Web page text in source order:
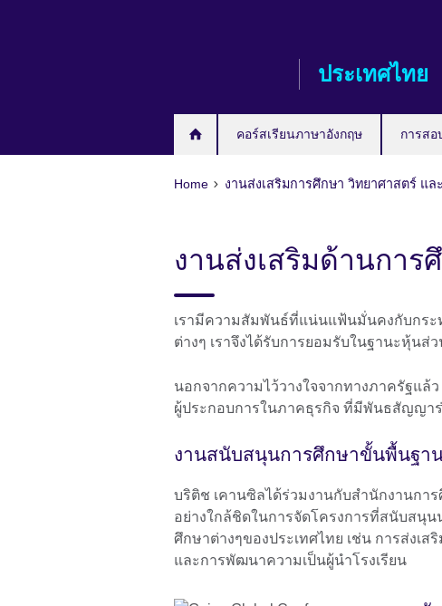
ประเทศไทย
คอร์สเรียนภาษาอังกฤษ การสอ
Home งานส่งเสริมการศึกษา วิทยาศาสตร์ แล
งานส่งเสริมด้านการ
เรามีความสัมพันธ์ที่แน่นแฟ้นมั่นคงกับกระ
ต่างๆ เราจึงได้รับการยอมรับในฐานะหุ้น
นอกจากความไว้วางใจจากทางภาครัฐแล้
ผู้ประกอบการในภาคธุรกิจ ที่มีพันธสัญญา
งานสนับสนุนการศึกษาขั้นพื้นฐา
บริติช เคานซิลได้ร่วมงานกับสำนักงานกา
อย่างใกล้ชิดในการจัดโครงการที่สนับสนุน
ศึกษาต่างๆของประเทศไทย เช่น การส่งเส
และการพัฒนาความเป็นผู้นำโรงเรียน